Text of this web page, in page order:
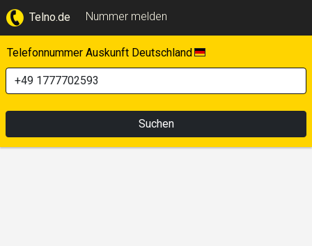
Telno.de Nummer melden
Telefonnummer Auskunft Deutschland
Suchen